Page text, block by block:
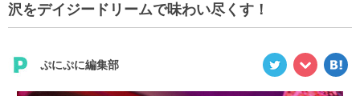
沢をデイジードリームで味わい尽くす！
ぷにぷに編集部